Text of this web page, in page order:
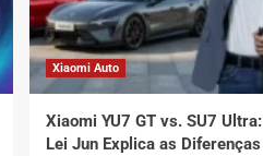
Xiaomi Auto
Xiaomi YU7 GT vs. SU7 Ultra:
Lei Jun Explica as Diferenças